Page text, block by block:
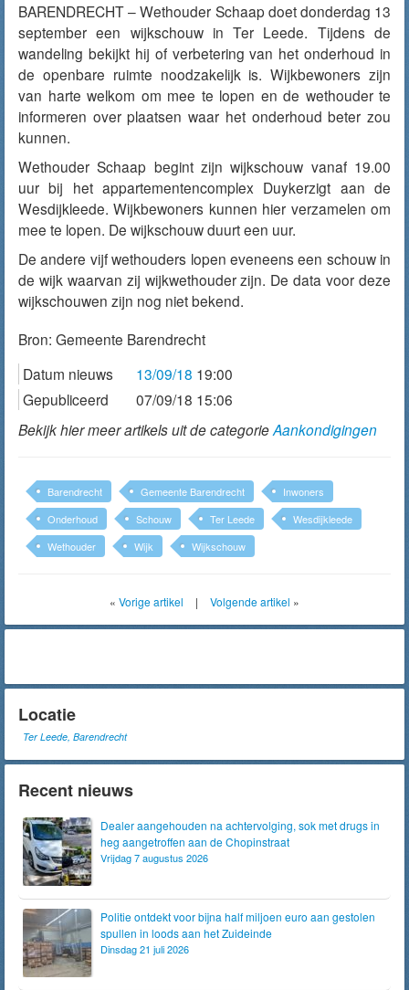
BARENDRECHT – Wethouder Schaap doet donderdag 13
september een wijkschouw in Ter Leede. Tijdens de
wandeling bekijkt hij of verbetering van het onderhoud in
de openbare ruimte noodzakelijk is. Wijkbewoners zijn
van harte welkom om mee te lopen en de wethouder te
informeren over plaatsen waar het onderhoud beter zou
kunnen.
Wethouder Schaap begint zijn wijkschouw vanaf 19.00
uur bij het appartementencomplex Duykerzigt aan de
Wesdijkleede. Wijkbewoners kunnen hier verzamelen om
mee te lopen. De wijkschouw duurt een uur.
De andere vijf wethouders lopen eveneens een schouw in
de wijk waarvan zij wijkwethouder zijn. De data voor deze
wijkschouwen zijn nog niet bekend.
Bron: Gemeente Barendrecht
Datum nieuws
13/09/18 19:00
Gepubliceerd
07/09/18 15:06
Bekijk hier meer artikels uit de categorieAankondigingen
Barendrecht Gemeente Barendrecht
Inwoners
Onderhoud
Schouw Ter Leede
Wesdijkleede
Wethouder
Wijk Wijkschouw
« Vorige artikel | Volgende artikel »
Locatie
Ter Leede, Barendrecht
Recent nieuws
Dealer aangehouden na achtervolging, sok met drugs in
heg aangetroffen aan de Chopinstraat
Vrijdag 7 augustus 2026
Politie ontdekt voor bijna half miljoen euro aan gestolen
spullen in loods aan het Zuideinde
Dinsdag 21 juli 2026